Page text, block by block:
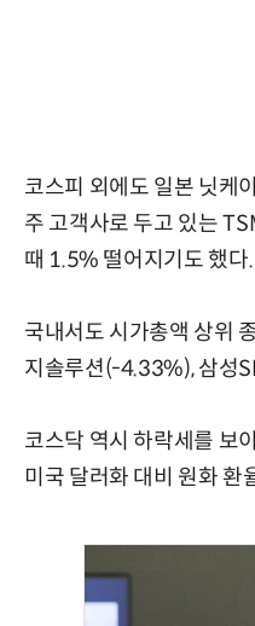
코스피 외에도 일본 닛케
주 고객사로 두고 있는
때 1.5% 떨어지기도 했
국내서도 시가총액 상위
지솔루션(-4.33%), 삼성
코스닥 역시 하락세를 보
미국 달러화 대비 원화